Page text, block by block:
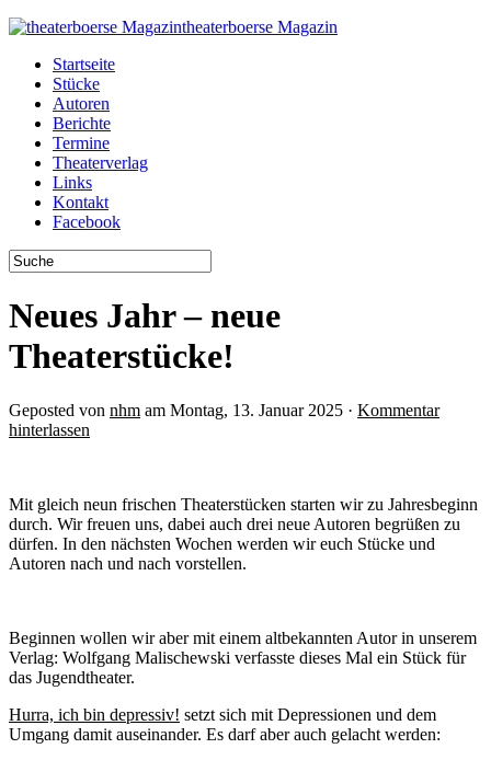
theaterboerse Magazin
Startseite
Stücke
Autoren
Berichte
Termine
Theaterverlag
Links
Kontakt
Facebook
Neues Jahr – neue
Theaterstücke!
Geposted von nhm am Montag, 13. Januar 2025 · Kommentar
hinterlassen
Mit gleich neun frischen Theaterstücken starten wir zu Jahresbeginn
durch. Wir freuen uns, dabei auch drei neue Autoren begrüßen zu
dürfen. In den nächsten Wochen werden wir euch Stücke und
Autoren nach und nach vorstellen.
Beginnen wollen wir aber mit einem altbekannten Autor in unserem
Verlag: Wolfgang Malischewski verfasste dieses Mal ein Stück für
das Jugendtheater.
Hurra, ich bin depressiv! setzt sich mit Depressionen und dem
Umgang damit auseinander. Es darf aber auch gelacht werden: